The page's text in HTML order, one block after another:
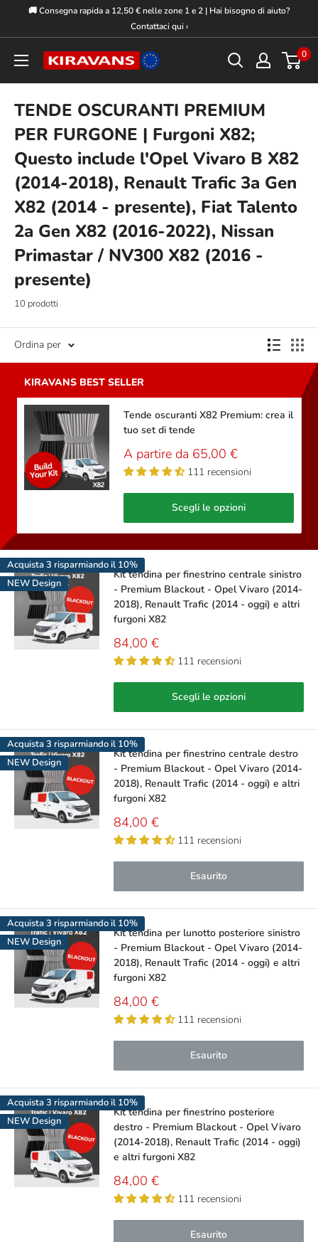
🚚 Consegna rapida a 12,50 € nelle zone 1 e 2 | Hai bisogno di aiuto?
Contattaci qui ›
Kiravans
0
TENDE OSCURANTI PREMIUM
PER FURGONE | Furgoni X82;
Questo include l'Opel Vivaro B X82
(2014-2018), Renault Trafic 3a Gen
X82 (2014 - presente), Fiat Talento
2a Gen X82 (2016-2022), Nissan
Primastar / NV300 X82 (2016 -
presente)
10 prodotti
Ordina per
Tende oscuranti X82 Premium: crea il
tuo set di tende
Prezzo
scontato
A partire da 65,00 €
111 recensioni
Scegli le opzioni
Acquista 3 risparmiando il 10%
NEW Design
Kit tendina per finestrino centrale sinistro
- Premium Blackout - Opel Vivaro (2014-
2018), Renault Trafic (2014 - oggi) e altri
furgoni X82
Prezzo
scontato
84,00 €
111 recensioni
Scegli le opzioni
Acquista 3 risparmiando il 10%
NEW Design
Kit tendina per finestrino centrale destro
- Premium Blackout - Opel Vivaro (2014-
2018), Renault Trafic (2014 - oggi) e altri
furgoni X82
Prezzo
scontato
84,00 €
111 recensioni
Esaurito
Acquista 3 risparmiando il 10%
NEW Design
Kit tendina per lunotto posteriore sinistro
- Premium Blackout - Opel Vivaro (2014-
2018), Renault Trafic (2014 - oggi) e altri
furgoni X82
Prezzo
scontato
84,00 €
111 recensioni
Esaurito
Acquista 3 risparmiando il 10%
NEW Design
Kit tendina per finestrino posteriore
destro - Premium Blackout - Opel Vivaro
(2014-2018), Renault Trafic (2014 - oggi)
e altri furgoni X82
Prezzo
scontato
84,00 €
111 recensioni
Esaurito